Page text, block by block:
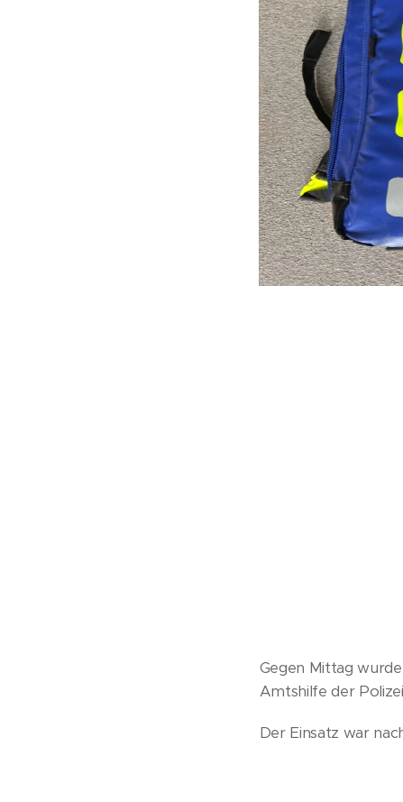
Gegen Mittag
Amtshilfe der
Der Einsatz war